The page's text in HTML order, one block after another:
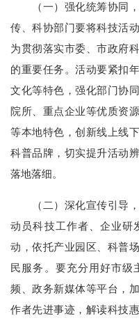
（一）强化统筹协同，
传、科协部门要将科技活
为贯彻落实市委、市政府
的重要任务。活动要紧扣
文化等特色，强化部门协
院所、重点企业等优质资
等本地特色，创新线上线
科普品牌，切实提升活动
落地落细。
（二）深化宣传引导，
动员科技工作者、企业研
动，依托产业园区、科普
民服务。要充分用好市级
频、政务新媒体等平台，
作者先进事迹，解读科技